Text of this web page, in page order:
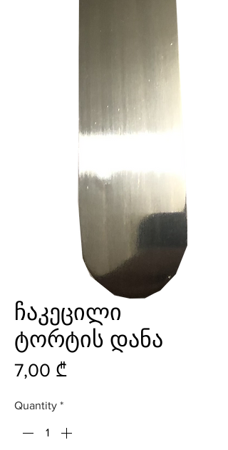
ჩაკეცილი
ტორტის დანა
7,00 ₾
Quantity *